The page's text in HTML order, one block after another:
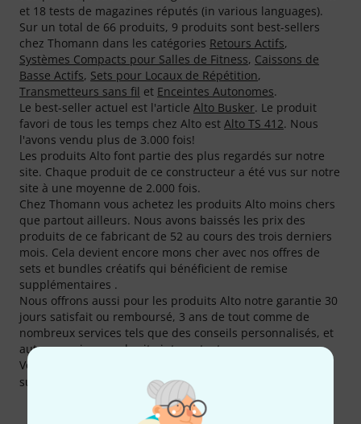
et 18 tests de magazines réputés (in various languages).
Sur un total de 66 produits, 9 produits sont best-sellers
chez Thomann dans les catégories Retours Actifs,
Systèmes Compacts pour Salles de Fitness, Caissons de
Basse Actifs, Sets pour Locaux de Répétition,
Transmetteurs sans fil et Enceintes Autonomes.
Le best-seller actuel est l'article Alto Busker. Le produit
favori de tous les temps chez Alto est Alto TS 412. Nous
l'avons vendu plus de 3.000 fois!
Les produits Alto font partie des plus regardés sur notre
site. Chaque produit de ce constructeur a été vus sur notre
site à une moyenne de 2.000 fois.
Chez Thomann vous achetez les produits Alto moins chers
que partout ailleurs. Nous avons baissés les prix des
produits de ce fabricant de 52 au cours des trois derniers
mois. Cela devient encore mons cher avec nos offres de
sets et bundles créatifs qui bénéficient de remise
supplémentaires .
Nous offrons aussi pour les produits Alto notre garantie 30
jours satisfait ou remboursé, 3 ans de tout comme de
nombreux services tels que des conseils personnalisés, et
autres services sur le site internet, etc.
Vous pouvez trouver plus d'informations sur le fabricant
sur
http://www.altoproaudio.com